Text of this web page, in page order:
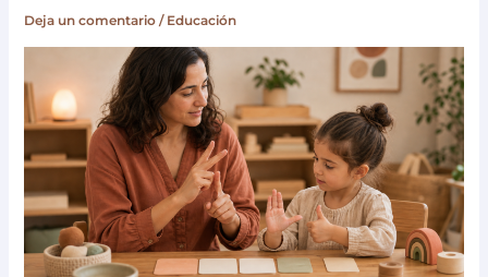
Deja un comentario / Educación